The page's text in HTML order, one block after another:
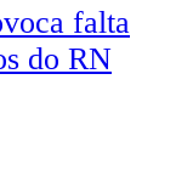
falta
do RN